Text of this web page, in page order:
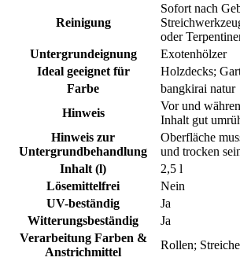
Reinigung
Sofort nach
oder
Untergrundeignung
Exotenhölzer
Ideal geeignet für
Holzdecks;
Farbe
bangkirai natur
Hinweis
Vor und
Inhalt gut
Hinweis zur
Untergrundbehandlung
Oberfläche
und trocken
Inhalt (l)
2,5 l
Lösemittelfrei
Nein
UV-beständig
Ja
Witterungsbeständig
Ja
Verarbeitung Farben &
Anstrichmittel
Rollen;